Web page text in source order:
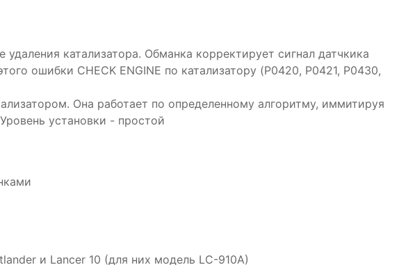
катализатора. Обманка корректирует сигнал датчкика
ошибки CHECK ENGINE по катализатору (P0420, P0421, P0430,
Она работает по определенному алгоритму, иммитируя
установки - простой
и Lancer 10 (для них модель LC-910A)